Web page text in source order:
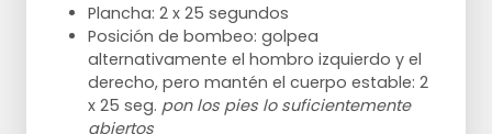
Plancha: 2 x 25 segundos
Posición de bombeo: golpea
alternativamente el hombro izquierdo y el
derecho, pero mantén el cuerpo estable: 2
x 25 seg. pon los pies lo suficientemente
abiertos